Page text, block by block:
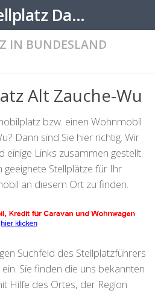
Wohnmobil Stellplatz Datenbank
IN BUNDESLAND
Alt Zauche-Wu
bzw. einen Wohnmobil
Dann sind Sie hier richtig. Wir
einige Links zusammen gestellt.
geeignete Stellplätze für Ihr
an diesem Ort zu finden.
Suchfeld des Stellplatzführers
Sie finden die uns bekannten
Hilfe des Ortes, der Region